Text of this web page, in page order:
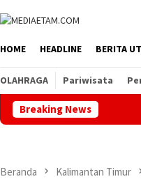
HOME HEADLINE BERITA
OLAHRAGA Pariwisata
Breaking News
Beranda Kalimantan Timur